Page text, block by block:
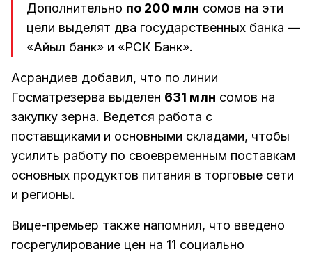
Дополнительно по 200 млн сомов на эти
цели выделят два государственных банка —
«Айыл банк» и «РСК Банк».
Асрандиев добавил, что по линии
Госматрезерва выделен 631 млн сомов на
закупку зерна. Ведется работа с
поставщиками и основными складами, чтобы
усилить работу по своевременным поставкам
основных продуктов питания в торговые сети
и регионы.
Вице-премьер также напомнил, что введено
госрегулирование цен на 11 социально